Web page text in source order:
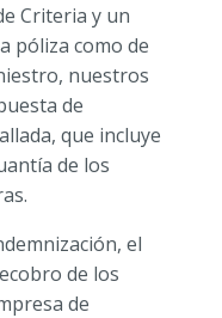
Criteria y un
póliza como de
nuestros
de
que incluye
de los
el
de los
de